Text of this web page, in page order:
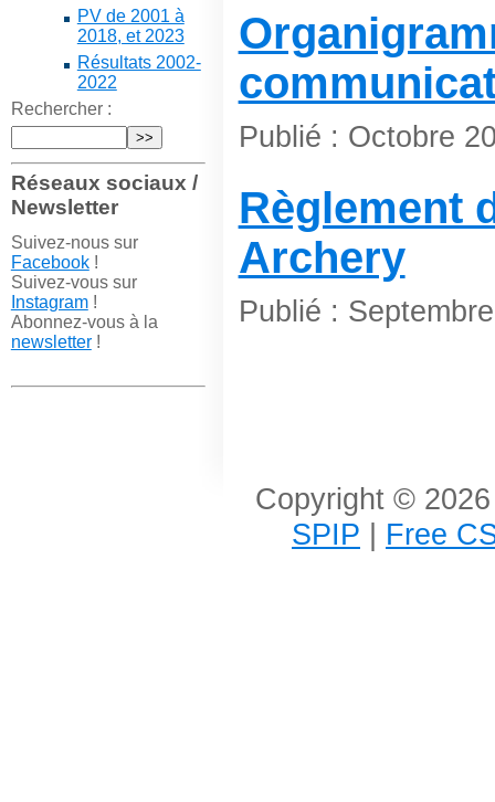
PV de 2001 à
2018, et 2023
Résultats 2002-
2022
Rechercher :
Réseaux sociaux /
Newsletter
Suivez-nous sur
Facebook!
Suivez-vous sur
Instagram!
Abonnez-vous à la
newsletter!
Publié : Octobre
Règlement
Archery
Publié :
Copyright ©
SPIP | Free